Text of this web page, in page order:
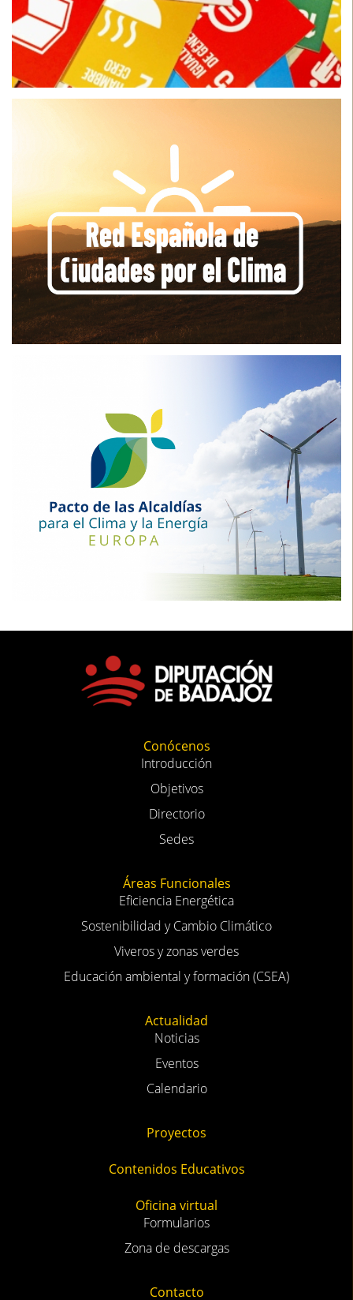
Conócenos
Introducción
Objetivos
Sedes
Áreas Funcionales
Eficiencia Energética
Sostenibilidad y Cambio Climático
Educación ambiental y formación (CSEA)
Actualidad
Noticias
Eventos
Contenidos Educativos
Formularios
Zona de descargas
Contacto